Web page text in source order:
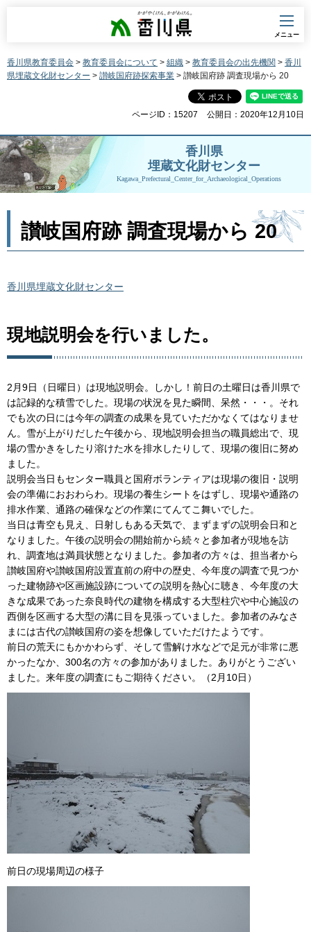
香川県
メニュー
香川県教育委員会 > 教育委員会について > 組織 > 教育委員会の出先機関 > 香川
県埋蔵文化財センター > 讃岐国府跡探索事業 > 讃岐国府跡 調査現場から 20
ページID：15207 公開日：2020年12月10日
香川県
埋蔵文化財センター
Kagawa_Prefectural_Center_for_Archaeological_Operations
讃岐国府跡 調査現場から 20
香川県埋蔵文化財センター
現地説明会を行いました。
2月9日（日曜日）は現地説明会。しかし！前日の土曜日は香川県で
は記録的な積雪でした。現場の状況を見た瞬間、呆然・・・。それ
でも次の日には今年の調査の成果を見ていただかなくてはなりませ
ん。雪が上がりだした午後から、現地説明会担当の職員総出で、現
場の雪かきをしたり溶けた水を排水したりして、現場の復旧に努め
ました。
説明会当日もセンター職員と国府ボランティアは現場の復旧・説明
会の準備におおわらわ。現場の養生シートをはずし、現場や通路の
排水作業、通路の確保などの作業にてんてこ舞いでした。
当日は青空も見え、日射しもある天気で、まずまずの説明会日和と
なりました。午後の説明会の開始前から続々と参加者が現地を訪
れ、調査地は満員状態となりました。参加者の方々は、担当者から
讃岐国府や讃岐国府設置直前の府中の歴史、今年度の調査で見つか
った建物跡や区画施設跡についての説明を熱心に聴き、今年度の大
きな成果であった奈良時代の建物を構成する大型柱穴や中心施設の
西側を区画する大型の溝に目を見張っていました。参加者のみなさ
まには古代の讃岐国府の姿を想像していただけたようです。
前日の荒天にもかかわらず、そして雪解け水などで足元が非常に悪
かったなか、300名の方々の参加がありました。ありがとうござい
ました。来年度の調査にもご期待ください。（2月10日）
前日の現場周辺の様子